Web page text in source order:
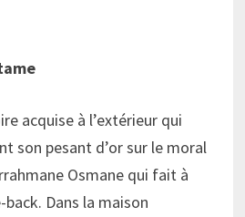
acquise à l’extérieur qui
son pesant d’or sur le moral
Osmane qui fait à
back. Dans la maison